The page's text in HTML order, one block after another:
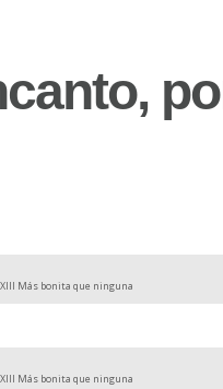
XIII Más bonita que ninguna
XIII Más bonita que ninguna